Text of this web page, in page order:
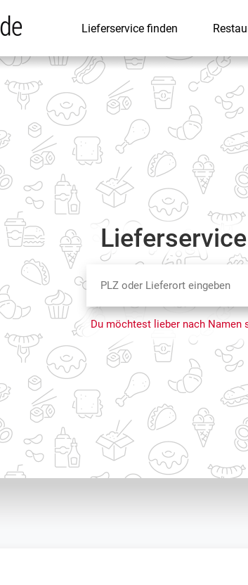
Lieferservice finden
Lieferservice
Du möchtest lieber nach Namen